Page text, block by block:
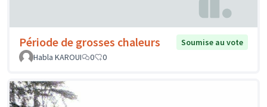
Période de grosses chaleurs
Soumise au vote
Habla KAROUI
0 0